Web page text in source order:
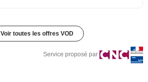
Voir toutes les offres VOD
Service proposé par